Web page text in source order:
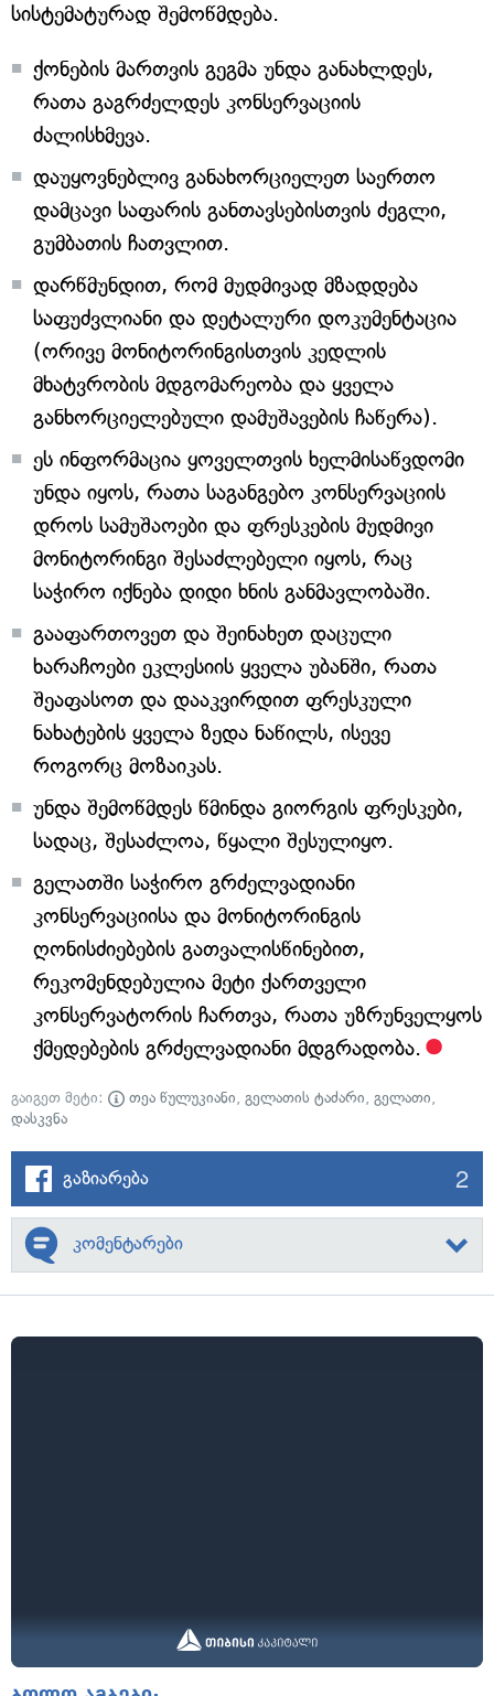
სისტემატურად შემოწმდება.
ქონების მართვის გეგმა უნდა განახლდეს,
რათა გაგრძელდეს კონსერვაციის
ძალისხმევა.
დაუყოვნებლივ განახორციელეთ საერთო
დამცავი საფარის განთავსებისთვის ძეგლი,
გუმბათის ჩათვლით.
დარწმუნდით, რომ მუდმივად მზადდება
საფუძვლიანი და დეტალური დოკუმენტაცია
(ორივე მონიტორინგისთვის კედლის
მხატვრობის მდგომარეობა და ყველა
განხორციელებული დამუშავების ჩაწერა).
ეს ინფორმაცია ყოველთვის ხელმისაწვდომი
უნდა იყოს, რათა საგანგებო კონსერვაციის
დროს სამუშაოები და ფრესკების მუდმივი
მონიტორინგი შესაძლებელი იყოს, რაც
საჭირო იქნება დიდი ხნის განმავლობაში.
გააფართოვეთ და შეინახეთ დაცული
ხარაჩოები ეკლესიის ყველა უბანში, რათა
შეაფასოთ და დააკვირდით ფრესკული
ნახატების ყველა ზედა ნაწილს, ისევე
როგორც მოზაიკას.
უნდა შემოწმდეს წმინდა გიორგის ფრესკები,
სადაც, შესაძლოა, წყალი შესულიყო.
გელათში საჭირო გრძელვადიანი
კონსერვაციისა და მონიტორინგის
ღონისძიებების გათვალისწინებით,
რეკომენდებულია მეტი ქართველი
კონსერვატორის ჩართვა, რათა უზრუნველყოს
ქმედებების გრძელვადიანი მდგრადობა.
გაიგეთ მეტი: თეა წულუკიანი, გელათის ტაძარი, გელათი,
დასკვნა
გაზიარება 2
კომენტარები